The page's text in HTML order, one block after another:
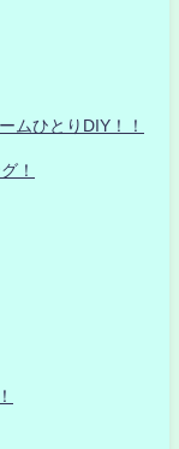
ムひとりDIY！！
！